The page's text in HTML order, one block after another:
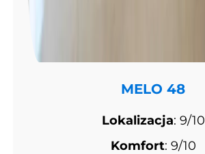
MELO 48
Lokalizacja: 9/10
Komfort: 9/10